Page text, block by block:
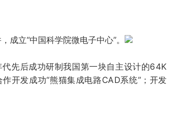
立“中国科学院微电子中心”。
先后成功研制我国第一块自主设计的64K
开发成功“熊猫集成电路CAD系统”；开发